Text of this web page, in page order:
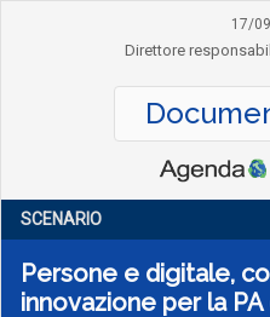
17/
Direttore
SCENARIO
Persone e digitale,
innovazione per la PA